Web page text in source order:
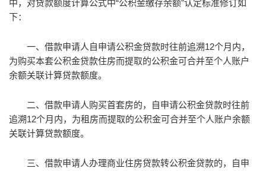
中，对贷款额度计算公式中“公积金缴存余额”认定标准修订如
下：
一、借款申请人自申请公积金贷款时往前追溯12个月内，
为购买本套公积金贷款住房而提取的公积金可合并至个人账户
余额关联计算贷款额度。
二、借款申请人购买首套房的，自申请公积金贷款时往前
追溯12个月内，为租房而提取的公积金可合并至个人账户余额
关联计算贷款额度。
三、借款申请人办理商业住房贷款转公积金贷款的，自申